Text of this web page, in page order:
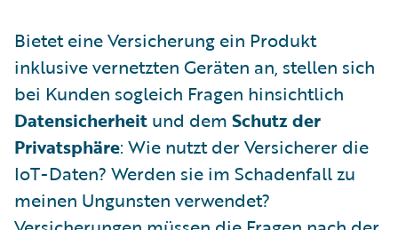
Bietet eine Versicherung ein Produkt
inklusive vernetzten Geräten an, stellen sich
bei Kunden sogleich Fragen hinsichtlich
Datensicherheit und dem Schutz der
Privatsphäre: Wie nutzt der Versicherer die
IoT-Daten? Werden sie im Schadenfall zu
meinen Ungunsten verwendet?